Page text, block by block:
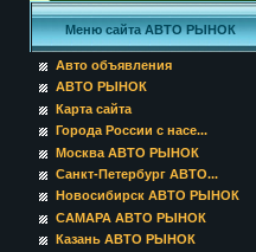
Меню сайта АВТО РЫНОК
Авто объявления
АВТО РЫНОК
Карта сайта
Города России с насе...
Москва АВТО РЫНОК
Санкт-Петербург АВТО...
Новосибирск АВТО РЫНОК
САМАРА АВТО РЫНОК
Казань АВТО РЫНОК